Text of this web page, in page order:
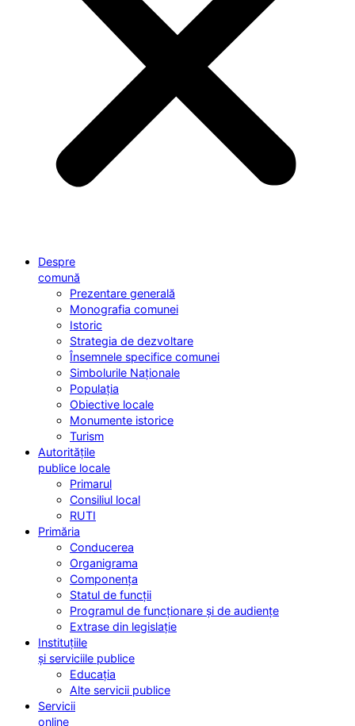
Despre
comună
Prezentare generală
Monografia comunei
Istoric
Strategia de dezvoltare
Însemnele specifice comunei
Simbolurile Naționale
Populația
Obiective locale
Monumente istorice
Turism
Autoritățile
publice locale
Primarul
Consiliul local
RUTI
Primăria
Conducerea
Organigrama
Componența
Statul de funcții
Programul de funcționare și de audiențe
Extrase din legislație
Instituțiile
și serviciile publice
Educația
Alte servicii publice
Servicii
online